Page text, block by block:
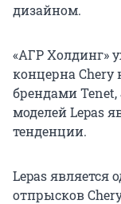
дизайном.
«АГР Холдинг»
концерна Chery
брендами Tenet,
моделей Lepas
тенденции.
Lepas
отпрысков